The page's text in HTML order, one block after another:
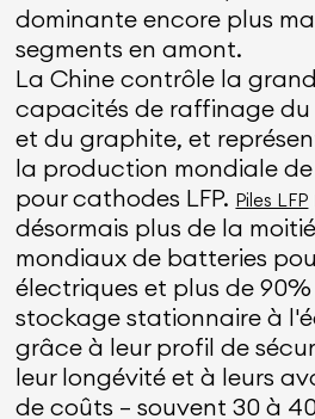
dominante encore plus
segments en amont.
La Chine contrôle la
capacités de raffinage
et du graphite, et
la production mondiale
pour cathodes LFP. Piles LFP
désormais plus de la
mondiaux de batteries
électriques et plus de
stockage stationnaire à
grâce à leur profil de
leur longévité et à leurs
de coûts — souvent 30 à